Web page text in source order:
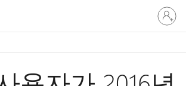
귀
하
계
그